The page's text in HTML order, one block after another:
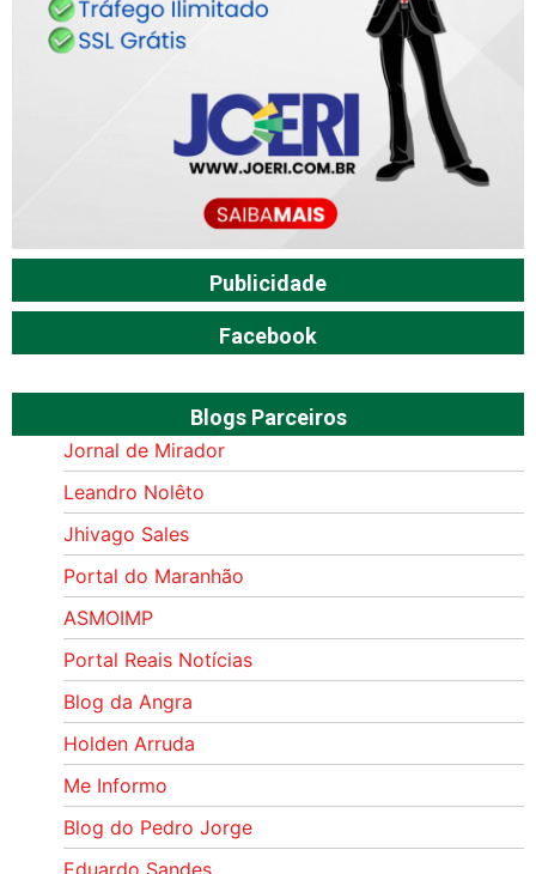
Publicidade
Facebook
Blogs Parceiros
Jornal de Mirador
Leandro Nolêto
Jhivago Sales
Portal do Maranhão
ASMOIMP
Portal Reais Notí­cias
Blog da Angra
Holden Arruda
Me Informo
Blog do Pedro Jorge
Eduardo Sandes